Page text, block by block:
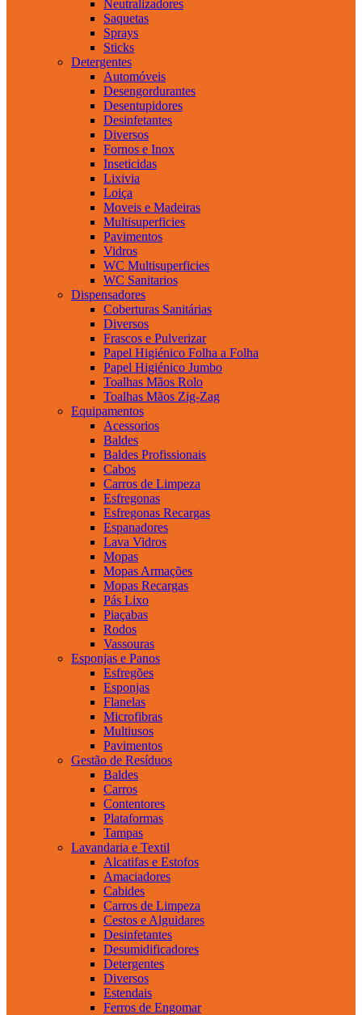
Neutralizadores
Saquetas
Sprays
Sticks
Detergentes
Automóveis
Desengordurantes
Desentupidores
Desinfetantes
Diversos
Fornos e Inox
Inseticidas
Lixivia
Loiça
Moveis e Madeiras
Multisuperficies
Pavimentos
Vidros
WC Multisuperficies
WC Sanitarios
Dispensadores
Coberturas Sanitárias
Diversos
Frascos e Pulverizar
Papel Higiénico Folha a Folha
Papel Higiénico Jumbo
Toalhas Mãos Rolo
Toalhas Mãos Zig-Zag
Equipamentos
Acessorios
Baldes
Baldes Profissionais
Cabos
Carros de Limpeza
Esfregonas
Esfregonas Recargas
Espanadores
Lava Vidros
Mopas
Mopas Armações
Mopas Recargas
Pás Lixo
Piaçabas
Rodos
Vassouras
Esponjas e Panos
Esfregões
Esponjas
Flanelas
Microfibras
Multiusos
Pavimentos
Gestão de Resíduos
Baldes
Carros
Contentores
Plataformas
Tampas
Lavandaria e Textil
Alcatifas e Estofos
Amaciadores
Cabides
Carros de Limpeza
Cestos e Alguidares
Desinfetantes
Desumidificadores
Detergentes
Diversos
Estendais
Ferros de Engomar